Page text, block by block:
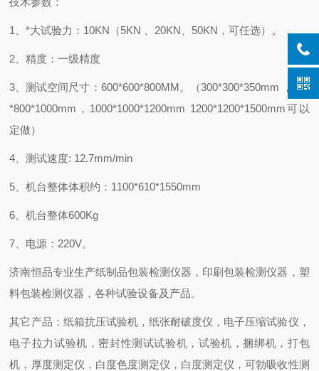
1、*大试验力：10KN（5KN 、20KN、50KN，可任选）。
2、精度：一级精度
3、测试空间尺寸：600*600*800MM。（300*300*350mm ，800
*800*1000mm，1000*1000*1200mm 1200*1200*1500mm可以
定做）
4、测试速度: 12.7mm/min
5、机台整体体积约：1100*610*1550mm
6、机台整体600Kg
7、电源：220V。
济南恒品专业生产纸制品包装检测仪器，印刷包装检测仪器，塑
料包装检测仪器，各种试验设备及产品。
其它产品：纸箱抗压试验机，纸张耐破度仪，电子压缩试验仪，
电子拉力试验机，密封性测试试验机，试验机，捆绑机，打包
机，厚度测定仪，白度色度测定仪，白度测定仪，可勃吸收性测